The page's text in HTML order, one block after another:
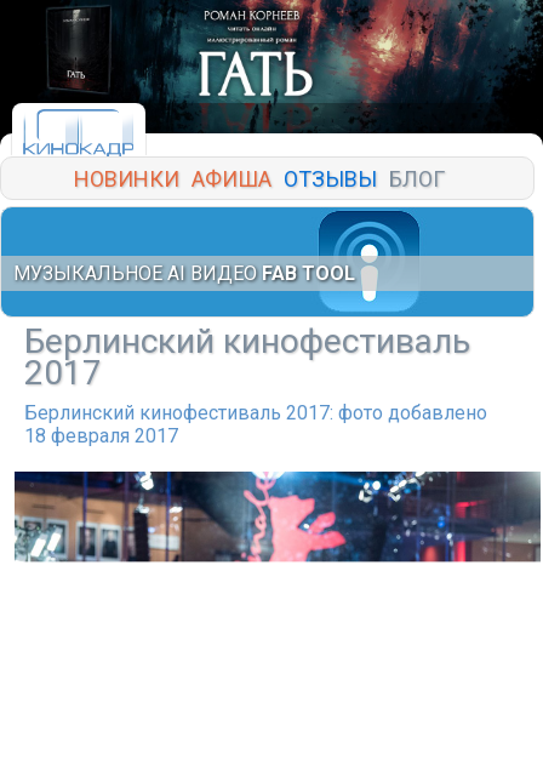
НОВИНКИ АФИША ОТЗЫВЫ БЛОГ
МУЗЫКАЛЬНОЕ AI ВИДЕО FAB TOOL
Берлинский кинофестиваль
2017
Берлинский кинофестиваль 2017: фото добавлено
18 февраля 2017